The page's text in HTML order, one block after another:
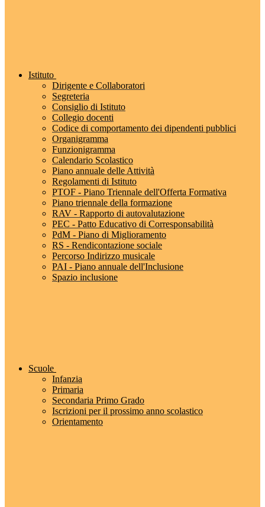
Istituto
Dirigente e Collaboratori
Segreteria
Consiglio di Istituto
Collegio docenti
Codice di comportamento dei dipendenti pubblici
Organigramma
Funzionigramma
Calendario Scolastico
Piano annuale delle Attività
Regolamenti di Istituto
PTOF - Piano Triennale dell'Offerta Formativa
Piano triennale della formazione
RAV - Rapporto di autovalutazione
PEC - Patto Educativo di Corresponsabilità
PdM - Piano di Miglioramento
RS - Rendicontazione sociale
Percorso Indirizzo musicale
PAI - Piano annuale dell'Inclusione
Spazio inclusione
Scuole
Infanzia
Primaria
Secondaria Primo Grado
Iscrizioni per il prossimo anno scolastico
Orientamento